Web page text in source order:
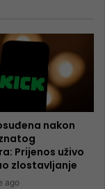
nakon
Prijenos uživo
zlostavljanje
ago